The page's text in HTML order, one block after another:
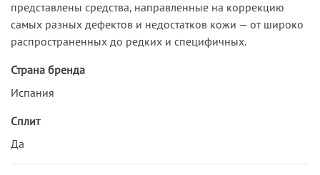
представлены средства, направленные на коррекцию
самых разных дефектов и недостатков кожи — от широко
распространенных до редких и специфичных.
Страна бренда
Испания
Сплит
Да